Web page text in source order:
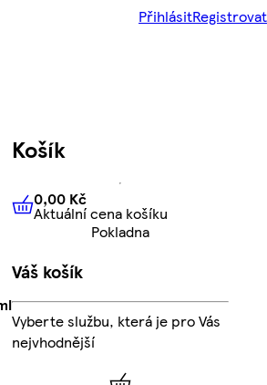
PřihlásitRegistrovat
Košík
0,00 KčAktuální cena košíku
0,00 Kč
Aktuální cena košíku
Pokladna
Váš košík
Vyberte službu, která je pro Vás
nejvhodnější